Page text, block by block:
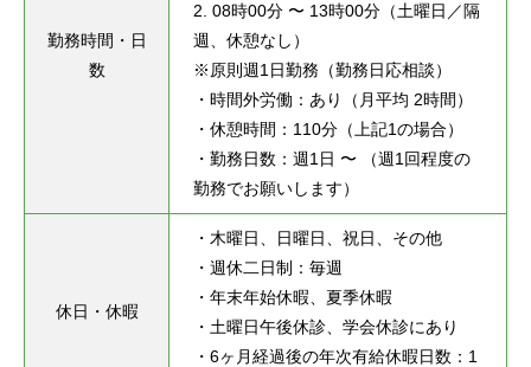
勤務時間・日
数
2. 08時00分 〜 13時00分（土曜日／隔
週、休憩なし）
※原則週1日勤務（勤務日応相談）
・時間外労働：あり（月平均 2時間）
・休憩時間：110分（上記1の場合）
・勤務日数：週1日 〜 （週1回程度の
勤務でお願いします）
休日・休暇
・木曜日、日曜日、祝日、その他
・週休二日制：毎週
・年末年始休暇、夏季休暇
・土曜日午後休診、学会休診にあり
・6ヶ月経過後の年次有給休暇日数：1